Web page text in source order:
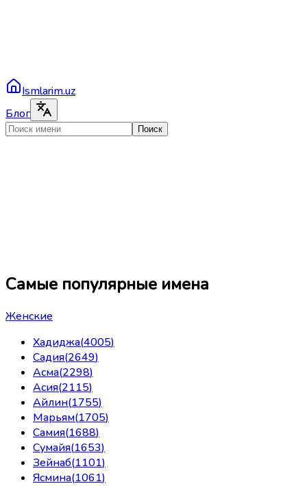
Ismlarim.uz
Блог
Поиск
Самые популярные имена
Женские
Хадиджа(4005)
Садия(2649)
Асма(2298)
Асия(2115)
Айлин(1755)
Марьям(1705)
Самия(1688)
Сумайя(1653)
Зейнаб(1101)
Ясмина(1061)